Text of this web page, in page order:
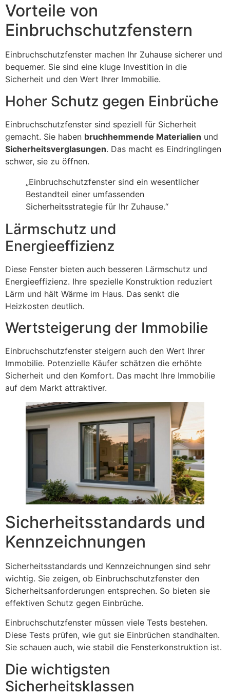
Vorteile von
Einbruchschutzfenstern
Einbruchschutzfenster machen Ihr Zuhause sicherer und
bequemer. Sie sind eine kluge Investition in die
Sicherheit und den Wert Ihrer Immobilie.
Hoher Schutz gegen Einbrüche
Einbruchschutzfenster sind speziell für Sicherheit
gemacht. Sie haben bruchhemmende Materialien und
Sicherheitsverglasungen. Das macht es Eindringlingen
schwer, sie zu öffnen.
„Einbruchschutzfenster sind ein wesentlicher
Bestandteil einer umfassenden
Sicherheitsstrategie für Ihr Zuhause.“
Lärmschutz und
Energieeffizienz
Diese Fenster bieten auch besseren Lärmschutz und
Energieeffizienz. Ihre spezielle Konstruktion reduziert
Lärm und hält Wärme im Haus. Das senkt die
Heizkosten deutlich.
Wertsteigerung der Immobilie
Einbruchschutzfenster steigern auch den Wert Ihrer
Immobilie. Potenzielle Käufer schätzen die erhöhte
Sicherheit und den Komfort. Das macht Ihre Immobilie
auf dem Markt attraktiver.
Sicherheitsstandards und
Kennzeichnungen
Sicherheitsstandards und Kennzeichnungen sind sehr
wichtig. Sie zeigen, ob Einbruchschutzfenster den
Sicherheitsanforderungen entsprechen. So bieten sie
effektiven Schutz gegen Einbrüche.
Einbruchschutzfenster müssen viele Tests bestehen.
Diese Tests prüfen, wie gut sie Einbrüchen standhalten.
Sie schauen auch, wie stabil die Fensterkonstruktion ist.
Die wichtigsten
Sicherheitsklassen